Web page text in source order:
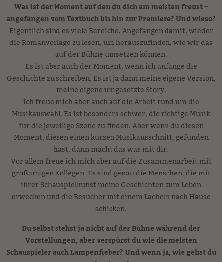
Was ist der Moment auf den du dich am meisten freust –
angefangen vom Textbuch bis hin zur Premiere? Und wieso?
Eigentlich sind es viele Bereiche. Angefangen damit, wieder
die Romanvorlage zu lesen, um herauszufinden, wie wir das
auf der Bühne umsetzen können.
Es ist aber auch der Moment, wenn ich anfange die
Geschichte zu schreiben. Es ist ja dann meine eigene Version,
meine eigene umgesetzte Story.
Ich freue mich aber auch auf die Arbeit rund um die
Musikauswahl. Es ist besonders schwer, die richtige Musik
für die jeweilige Szene zu finden. Aber wenn du diesen
Moment, diesen einen kurzen Musikausschnitt, gefunden
hast, dann macht das was mit dir.
Vor allem freue ich mich aber auf die Zusammenarbeit mit
großartigen Kollegen. Es sind genau die Menschen, die mit
ihrer Schauspielkunst meine Geschichten zum Leben
erwecken und die Besucher mit einem Lächeln nach Hause
schicken.
Du selbst stehst ja nicht auf der Bühne während der
Vorstellungen, aber verspürst du wie die meisten
Schauspieler auch Lampenfieber? Und wenn ja, wie gehst du